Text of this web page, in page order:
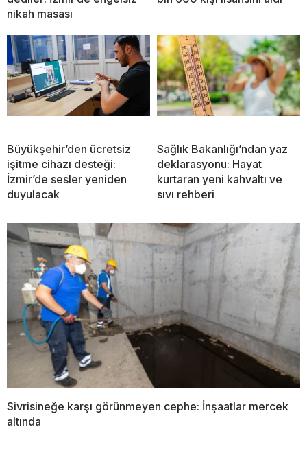
nikah masası
Büyükşehir’den ücretsiz
işitme cihazı desteği:
İzmir’de sesler yeniden
duyulacak
Sağlık Bakanlığı’ndan yaz
deklarasyonu: Hayat
kurtaran yeni kahvaltı ve
sıvı rehberi
Sivrisineğe karşı görünmeyen cephe: İnşaatlar mercek
altında